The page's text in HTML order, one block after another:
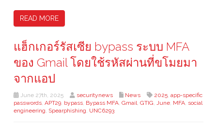
READ MORE
แฮ็กเกอร์รัสเซีย bypass ระบบ MFA
ของ Gmail โดยใช้รหัสผ่านที่ขโมยมา
จากแอป
June 27th, 2025 securitynews News 2025, app-specific
passwords, APT29, bypass, Bypass MFA, Gmail, GTIG, June, MFA, social
engineering, Spearphishing, UNC6293